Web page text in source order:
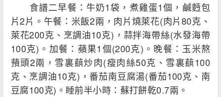
食譜二早餐：牛奶1袋，煮雞蛋1個，鹹麪包
片2片。午餐：米飯2兩，肉片燒萊花(肉片80克、
萊花200克、烹調油10克)，蒜拌海帶絲(水發海帶
100克)。加餐：蘋果1個(200克)。晚餐：玉米熬
蕷頭2兩，雪裏蕻炒肉(瘦肉絲50克、雪裏蕻100
克、烹調油10克)，番茄南豆腐湯(番茄100克、南
豆腐100克)。睡前半小時：蘇打餅乾0.7兩。